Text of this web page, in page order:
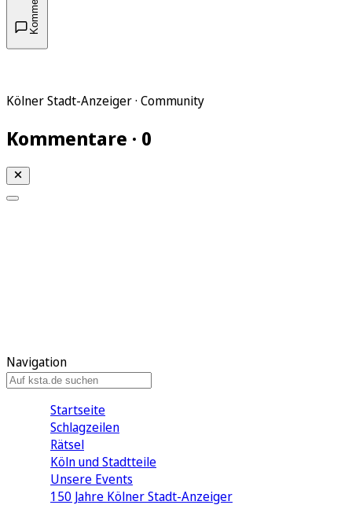
Kölner Stadt-Anzeiger · Community
Kommentare · 0
Navigation
Startseite
Schlagzeilen
Rätsel
Köln und Stadtteile
Unsere Events
150 Jahre Kölner Stadt-Anzeiger